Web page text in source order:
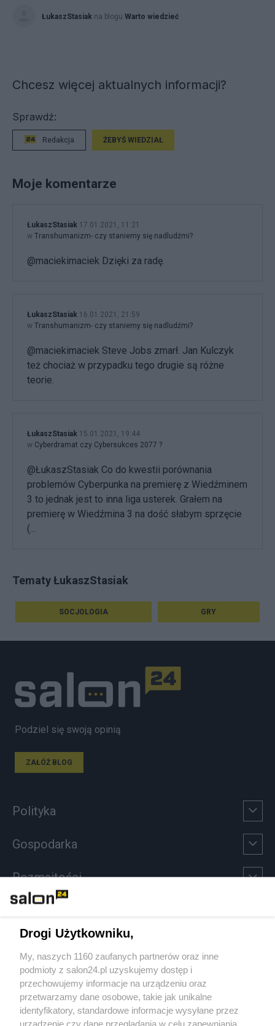
ŁukaszStasiak na blogu Warto wiedzieć
Chcesz więcej aktualnych informacji?
Sprawdź:
Redakcja ŻEBYŚ WIEDZIAŁ
Moje komentarze
ŁukaszStasiak 17.01.2021, 11:21
w Transhumanizm- czy staniemy się nadludźmi?
@maciekimaciek Dzięki za radę.
ŁukaszStasiak 16.01.2021, 21:59
w Transhumanizm- czy staniemy się nadludźmi?
@maciekimaciek Steve Jobs zmarł. Jan Kulczyk
też chociaż w przypadku tego drugie są różne
teorie.
ŁukaszStasiak 15.01.2021, 19:44
w Cyberdramat czy Cybersukces 2077 ?
@ŁukaszStasiak Co do kwestii porównania
problemów Cyberpunka na premierę z Wiedźminem
3 to jednak jest to inna liga usterek. Grałem na
premierę w Wiedźmina 3 na dość słabym sprzęcie
(...
Tematy ŁukaszStasiak
SOCJOLOGIA GRY
Podziel się swoją opinią
ZAŁÓŻ BLOG
Polityka
Gospodarka
Rozmaitości
Sport
Społeczeństwo
Kultura
Drogi Użytkowniku,
My, naszych 1160 zaufanych partnerów oraz inne
podmioty z salon24.pl uzyskujemy dostęp i
przechowujemy informacje na urządzeniu oraz
przetwarzamy dane osobowe, takie jak unikalne
identyfikatory, standardowe informacje wysyłane przez
urządzenie czy dane przeglądania w celu zapewniania